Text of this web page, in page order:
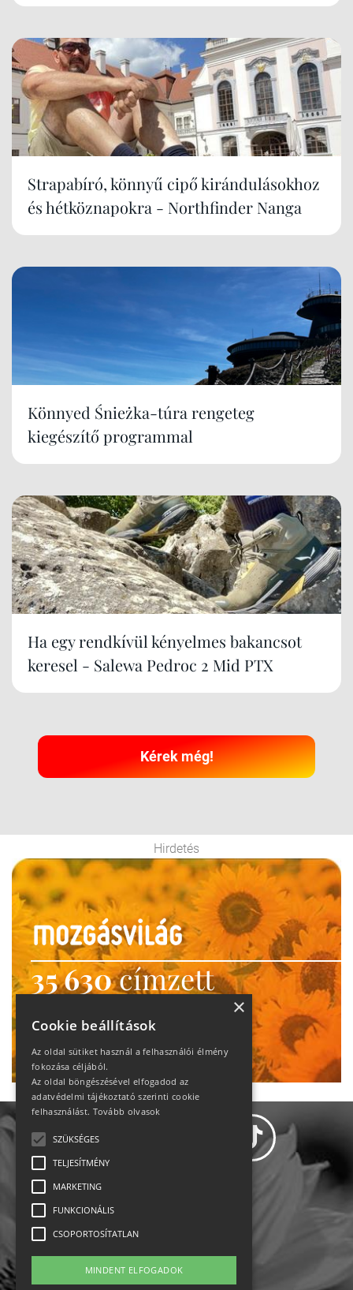
Strapabíró, könnyű cipő kirándulásokhoz
és hétköznapokra - Northfinder Nanga
Könnyed Śnieżka-túra rengeteg
kiegészítő programmal
Ha egy rendkívül kényelmes bakancsot
keresel - Salewa Pedroc 2 Mid PTX
Kérek még!
Hirdetés
35 630címzett
heti motiváció
Ne maradj le!
Állásajánlatok
Impresszum-kapcsolat
×
Cookie beállítások
Az oldal sütiket használ a felhasználói élmény
fokozása céljából.
Az oldal böngészésével elfogadod az
adatvédelmi tájékoztató szerinti cookie
felhasználást. Tovább olvasok
SZÜKSÉGES
TELJESÍTMÉNY
MARKETING
FUNKCIONÁLIS
CSOPORTOSÍTATLAN
MINDENT ELFOGADOK